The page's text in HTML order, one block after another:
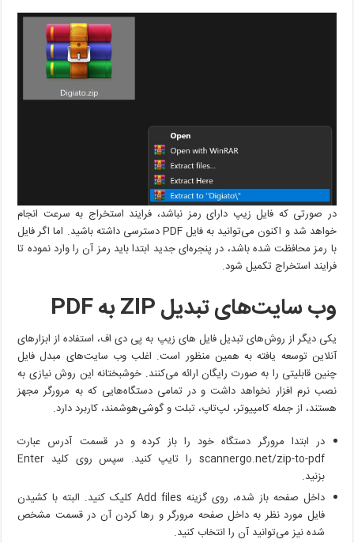
در صورتی که فایل زیپ دارای رمز نباشد، فرایند استخراج به سرعت انجام
خواهد شد و اکنون می‌توانید به فایل PDF دسترسی داشته باشید. اما اگر فایل
با رمز محافظت شده باشد، در پنجره‌ای جدید ابتدا باید رمز آن را وارد نموده تا
فرایند استخراج تکمیل شود.
وب سایت‌های تبدیلZIPبهPDF
یکی دیگر از روش‌های تبدیل فایل های زیپ به پی دی اف، استفاده از ابزارهای
آنلاین توسعه یافته به همین منظور است. اغلب وب سایت‌های مبدل فایل
چنین قابلیتی را به صورت رایگان ارائه می‌کنند. خوشبختانه این روش نیازی به
نصب نرم افزار نخواهد داشت و در تمامی دستگاه‌هایی که به مرورگر مجهز
هستند، از جمله کامپیوتر، لپ‌تاپ، تبلت و گوشی‌هوشمند، کاربرد دارد.
در ابتدا مرورگر دستگاه خود را باز کرده و در قسمت آدرس عبارت
scannergo.net/zip-to-pdf را تایپ کنید. سپس روی کلید Enter
بزنید.
داخل صفحه باز شده، روی گزینه Add files کلیک کنید. البته با کشیدن
فایل مورد نظر به داخل صفحه مرورگر و رها کردن آن در قسمت مشخص
شده نیز می‌توانید آن را انتخاب کنید.